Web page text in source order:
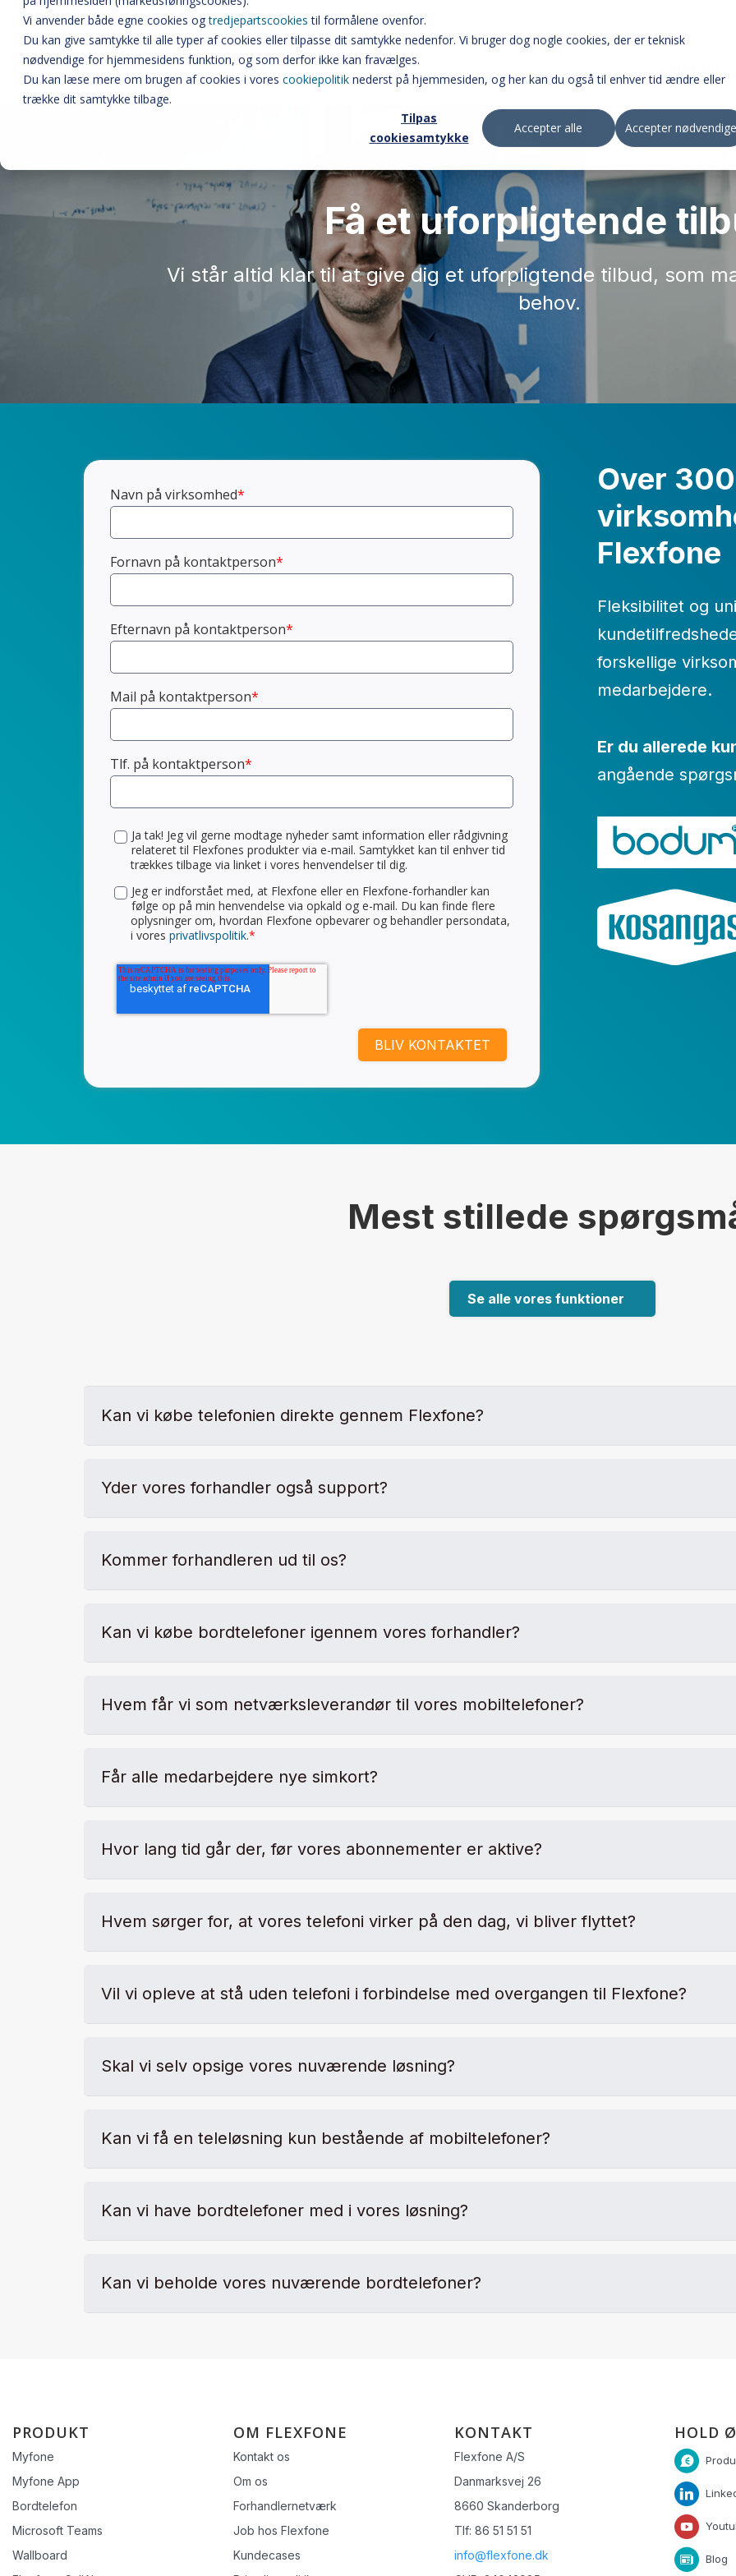
Vi anvender både egne cookies ogtredjepartscookies til formålene ovenfor.
Du kan give samtykke til alle typer af cookies eller tilpasse dit samtykke nedenfor. Vi bruger dog nogle cookies, der er teknisk
nødvendige for hjemmesidens funktion, og som derfor ikke kan fravælges.
Du kan læse mere om brugen af cookies i vores cookiepolitik nederst på hjemmesiden, og her kan du også til enhver tid ændre eller
trække dit samtykke tilbage.
Tilpas
cookiesamtykke
Accepter alle Accepter
Lad os tage en snak på 86 51 51 51 ellerBliv kontaktet
Online
opkald.
Omstil opkald på
appen.
AI-drevet telefoni
Wallboard.
ALLE FUNKTIONER
BUSYLIGHT
INTEGRATIONER
MATERIALER
Få et uforpligtende
Vi står altid klar til at give dig et uforpligtende tilbud, som
behov.
Navn på virksomhed*
Fornavn på kontaktperson*
Efternavn på kontaktperson*
Mail på kontaktperson*
Tlf. på kontaktperson*
Ja tak! Jeg vil gerne modtage nyheder samt information eller rådgivning
relateret til Flexfones produkter via e-mail. Samtykket kan til enhver tid
trækkes tilbage via linket i vores henvendelser til dig.
Jeg er indforstået med, at Flexfone eller en Flexfone-forhandler kan
følge op på min henvendelse via opkald og e-mail. Du kan finde flere
oplysninger om, hvordan Flexfone opbevarer og behandler persondata,
i vores privatlivspolitik.*
Over
Flexfone
Fleksibilitet og
forskellige
medarbejdere.
Er du allerede
angående
Mest stillede
Se alle vores funktioner
Kan vi købe telefonien direkte gennem Flexfone?
Yder vores forhandler også support?
Kommer forhandleren ud til os?
Kan vi købe bordtelefoner igennem vores forhandler?
Hvem får vi som netværksleverandør til vores mobiltelefoner?
Får alle medarbejdere nye simkort?
Hvor lang tid går der, før vores abonnementer er aktive?
Hvem sørger for, at vores telefoni virker på den dag, vi bliver flyttet?
Vil vi opleve at stå uden telefoni i forbindelse med overgangen til Flexfone?
Skal vi selv opsige vores nuværende løsning?
Kan vi få en teleløsning kun bestående af mobiltelefoner?
Kan vi have bordtelefoner med i vores løsning?
Kan vi beholde vores nuværende bordtelefoner?
PRODUKT
Myfone
Myfone App
Bordtelefon
Microsoft Teams
Wallboard
OM FLEXFONE
Kontakt os
Om os
Forhandlernetværk
Job hos Flexfone
Kundecases
KONTAKT
Flexfone A/S
Danmarksvej 26
8660 Skanderborg
Tlf: 86 51 51 51
info@flexfone.dk
HOLD
Blog